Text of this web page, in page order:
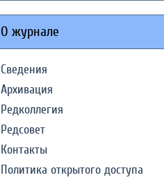
О журнале
Сведения
Архивация
Редколлегия
Редсовет
Контакты
Политика открытого доступа